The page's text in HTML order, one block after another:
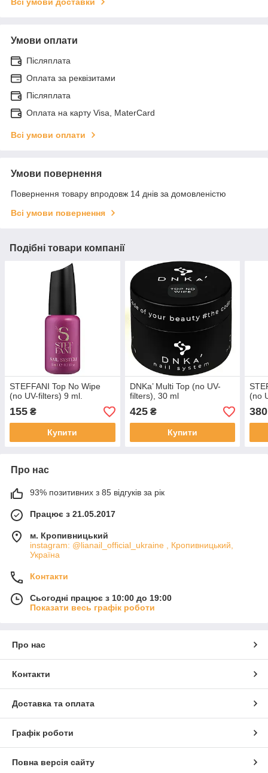
Умови оплати
Післяплата
Оплата за реквізитами
Післяплата
Оплата на карту Visa, MaterCard
Всі умови оплати
Умови повернення
Повернення товару впродовж 14 днів за домовленістю
Всі умови повернення
Подібні товари компанії
STEFFANI Top No Wipe
(no UV-filters) 9 ml.
155 ₴
Купити
DNKa’ Multi Top (no UV-
filters), 30 ml
425₴
Купити
(no
380
Про нас
93% позитивних з 85 відгуків за рік
Працює з 21.05.2017
м. Кропивницький
instagram: @lianail_official_ukraine , Кропивницький,
Україна
Контакти
Сьогодні працює з 10:00 до 19:00
Показати весь графік роботи
Про нас
Контакти
Доставка та оплата
Графік роботи
Повна версія сайту